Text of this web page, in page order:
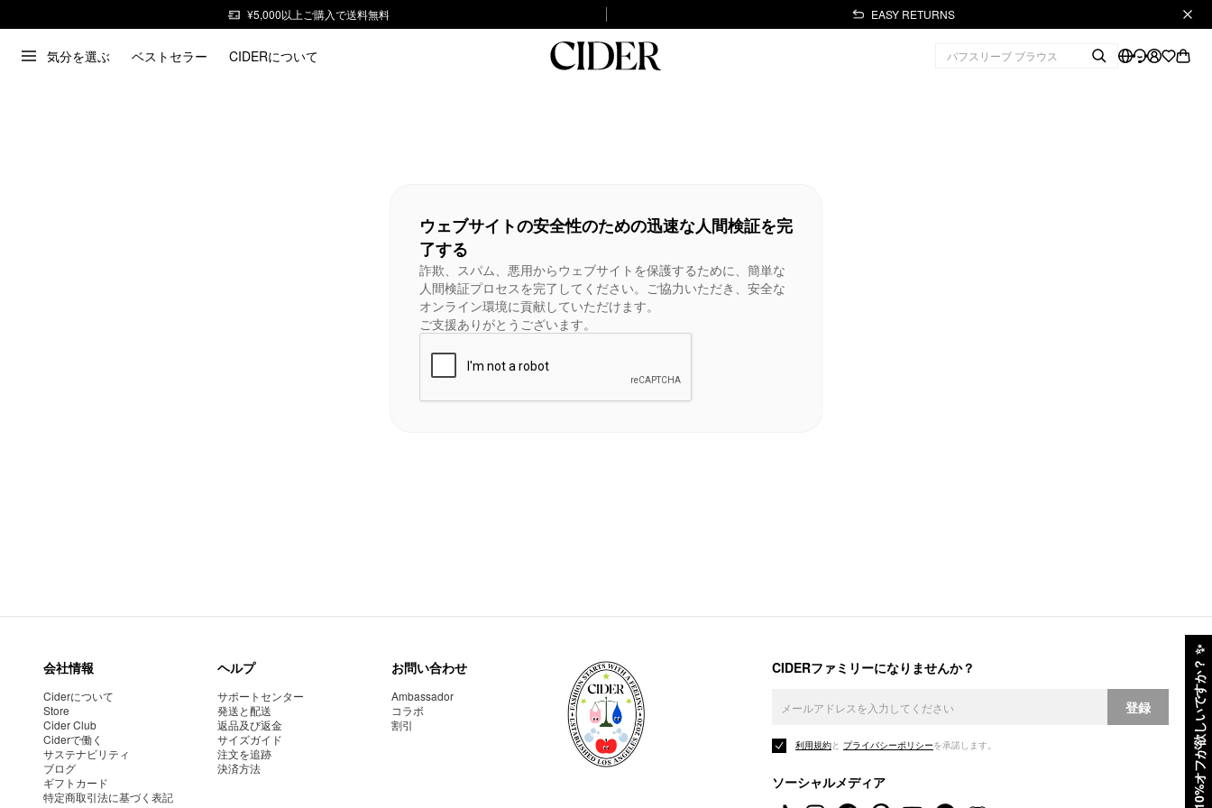
¥5,000以上ご購入で送料無料 EASY RETURNS
気分を選ぶ ベストセラー CIDERについて
10%オフが欲しいですか？
✨
ウェブサイトの安全性のための迅速な人間検証を完
了する
詐欺、スパム、悪用からウェブサイトを保護するために、簡単な
人間検証プロセスを完了してください。ご協力いただき、安全な
オンライン環境に貢献していただけます。
ご支援ありがとうございます。
会社情報
Ciderについて
Store
Cider Club
Ciderで働く
サステナビリティ
ブログ
ギフトカード
特定商取引法に基づく表記
ヘルプ
サポートセンター
発送と配送
返品及び返金
サイズガイド
注文を追跡
決済方法
お問い合わせ
Ambassador
コラボ
割引
CIDERファミリーになりませんか？
登録
利用規約と プライバシーポリシーを承諾します。
ソーシャルメディア